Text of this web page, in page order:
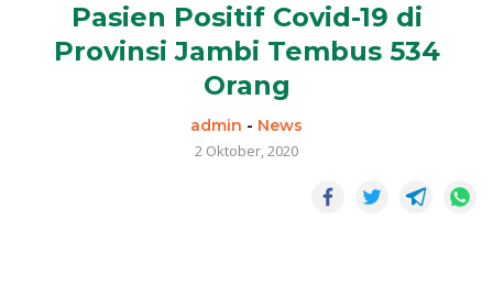
Pasien Positif Covid-19 di
Provinsi Jambi Tembus 534
Orang
admin - News
2 Oktober, 2020